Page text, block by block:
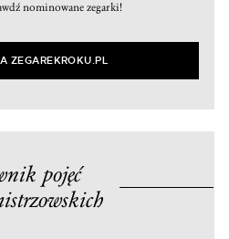
nominowane zegarki!
ZEGAREKROKU.PL
pojęć